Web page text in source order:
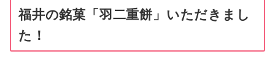
福井の銘菓「羽二重餅」いただきまし
た！